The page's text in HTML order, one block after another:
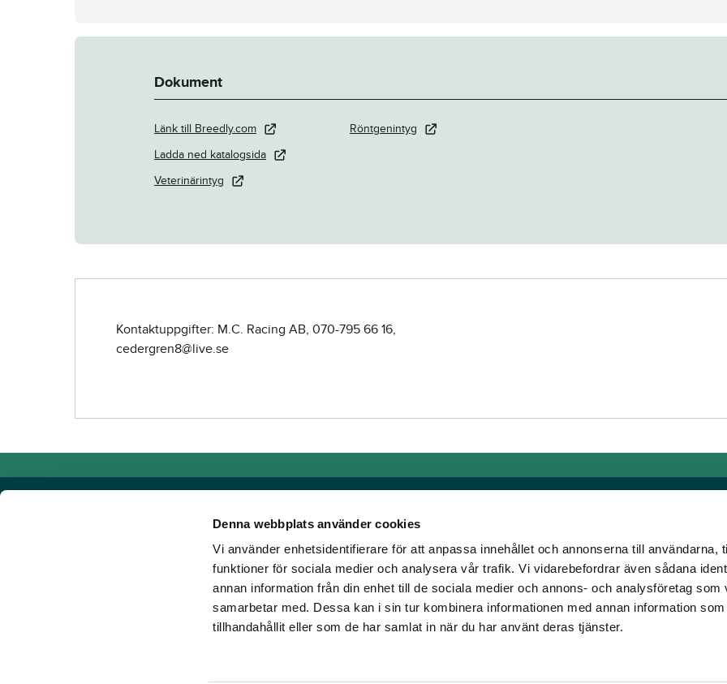
Denna webbplats använder cookies
Vi använder enhetsidentifierare för att anpassa innehållet och annonserna till användarna,
funktioner för sociala medier och analysera vår trafik. Vi vidarebefordrar även sådana
annan information från din enhet till de sociala medier och annons- och analysföretag som
samarbetar med. Dessa kan i sin tur kombinera informationen med annan information
tillhandahållit eller som de har samlat in när du har använt deras tjänster.
Dokument
Länk till Breedly.com
Ladda ned katalogsida
Veterinärintyg
Röntgenintyg
Kontaktuppgifter: M.C. Racing AB, 070-795 66 16,
cedergren8@live.se
Powered by TR Media
Hos TR Media finns Sveriges främsta varumärken för dig som älskar trav!
Sedan starten 1932, då tidningen Travronden grundades, har vi skapat en
Länkar
Allmänna auktionsvillkor
Mobilvy